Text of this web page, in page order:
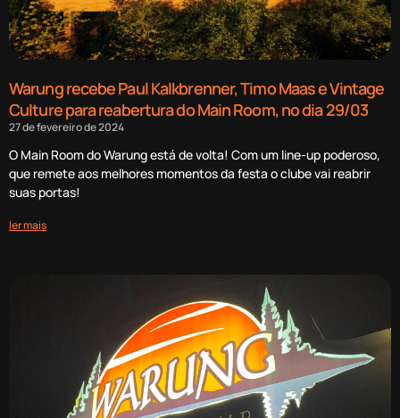
Warung recebe Paul Kalkbrenner, Timo Maas e Vintage
Culture para reabertura do Main Room, no dia 29/03
27 de fevereiro de 2024
O Main Room do Warung está de volta! Com um line-up poderoso,
que remete aos melhores momentos da festa o clube vai reabrir
suas portas!
ler mais